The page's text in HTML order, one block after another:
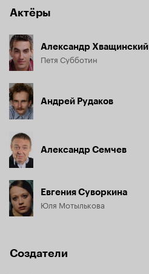
Актёры
Александр Хващинский
Петя Субботин
Андрей Рудаков
Александр Семчев
Евгения Суворкина
Юля Мотылькова
Создатели